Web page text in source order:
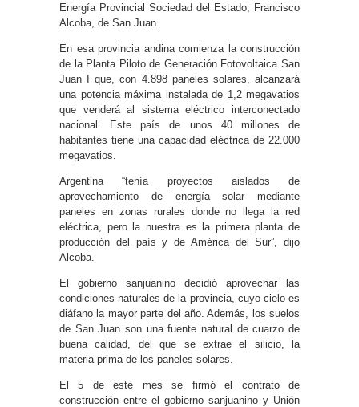
Energía Provincial Sociedad del Estado, Francisco
Alcoba, de San Juan.
En esa provincia andina comienza la construcción
de la Planta Piloto de Generación Fotovoltaica San
Juan I que, con 4.898 paneles solares, alcanzará
una potencia máxima instalada de 1,2 megavatios
que venderá al sistema eléctrico interconectado
nacional. Este país de unos 40 millones de
habitantes tiene una capacidad eléctrica de 22.000
megavatios.
Argentina “tenía proyectos aislados de
aprovechamiento de energía solar mediante
paneles en zonas rurales donde no llega la red
eléctrica, pero la nuestra es la primera planta de
producción del país y de América del Sur”, dijo
Alcoba.
El gobierno sanjuanino decidió aprovechar las
condiciones naturales de la provincia, cuyo cielo es
diáfano la mayor parte del año. Además, los suelos
de San Juan son una fuente natural de cuarzo de
buena calidad, del que se extrae el silicio, la
materia prima de los paneles solares.
El 5 de este mes se firmó el contrato de
construcción entre el gobierno sanjuanino y Unión